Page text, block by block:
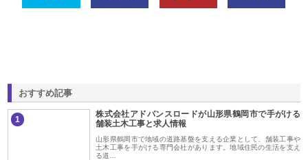
おすすめ記事
1
株式会社アドバンスロードが山形県鶴岡市で手がける
舗装土木工事と求人情報
山形県鶴岡市で地域の道路基盤を支える企業として、舗装工事や
土木工事を手がける専門会社があります。地域住民の生活を支え
る道…